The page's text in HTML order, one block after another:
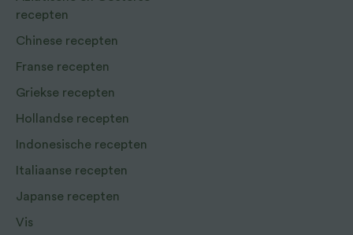
recepten
Chinese recepten
Franse recepten
Griekse recepten
Hollandse recepten
Indonesische recepten
Italiaanse recepten
Japanse recepten
Vis